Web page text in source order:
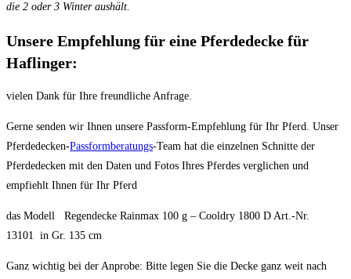
die 2 oder 3 Winter aushält.
Unsere Empfehlung für eine Pferdedecke für
Haflinger:
vielen Dank für Ihre freundliche Anfrage.
Gerne senden wir Ihnen unsere Passform-Empfehlung für Ihr Pferd. Unser
Pferdedecken-Passformberatungs-Team hat die einzelnen Schnitte der
Pferdedecken mit den Daten und Fotos Ihres Pferdes verglichen und
empfiehlt Ihnen für Ihr Pferd
das Modell Regendecke Rainmax 100 g – Cooldry 1800 D Art.-Nr.
13101 in Gr. 135 cm
Ganz wichtig bei der Anprobe: Bitte legen Sie die Decke ganz weit nach